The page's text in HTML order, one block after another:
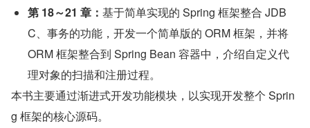
第 18～21 章： 基于简单实现的 Spring 框架整合 JDB
C、事务的功能，开发一个简单版的 ORM 框架，并将
ORM 框架整合到 Spring Bean 容器中，介绍自定义代
理对象的扫描和注册过程。
本书主要通过渐进式开发功能模块，以实现开发整个 Sprin
g 框架的核心源码。